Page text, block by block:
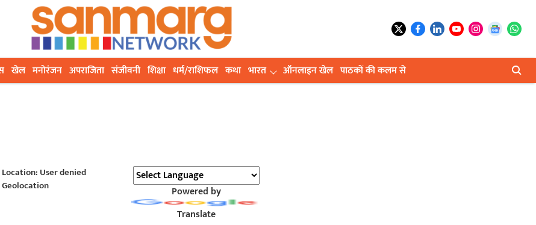
खेल मनोरंजन अपराजिता संजीवनी शिक्षा धर्म/राशिफल कथा भारत ऑनलाइन खेल पाठकों की कलम से
Location: User denied
Geolocation
Powered by
Translate